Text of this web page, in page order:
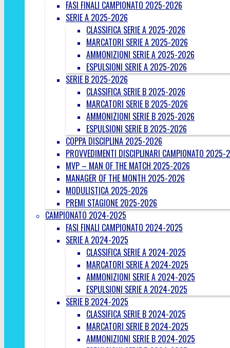
FASI FINALI CAMPIONATO 2025-2026
SERIE A 2025-2026
CLASSIFICA SERIE A 2025-2026
MARCATORI SERIE A 2025-2026
AMMONIZIONI SERIE A 2025-2026
ESPULSIONI SERIE A 2025-2026
SERIE B 2025-2026
CLASSIFICA SERIE B 2025-2026
MARCATORI SERIE B 2025-2026
AMMONIZIONI SERIE B 2025-2026
ESPULSIONI SERIE B 2025-2026
COPPA DISCIPLINA 2025-2026
PROVVEDIMENTI DISCIPLINARI CAMPIONATO
MVP – MAN OF THE MATCH 2025-2026
MANAGER OF THE MONTH 2025-2026
MODULISTICA 2025-2026
PREMI STAGIONE 2025-2026
CAMPIONATO 2024-2025
FASI FINALI CAMPIONATO 2024-2025
SERIE A 2024-2025
CLASSIFICA SERIE A 2024-2025
MARCATORI SERIE A 2024-2025
AMMONIZIONI SERIE A 2024-2025
ESPULSIONI SERIE A 2024-2025
SERIE B 2024-2025
CLASSIFICA SERIE B 2024-2025
MARCATORI SERIE B 2024-2025
AMMONIZIONI SERIE B 2024-2025